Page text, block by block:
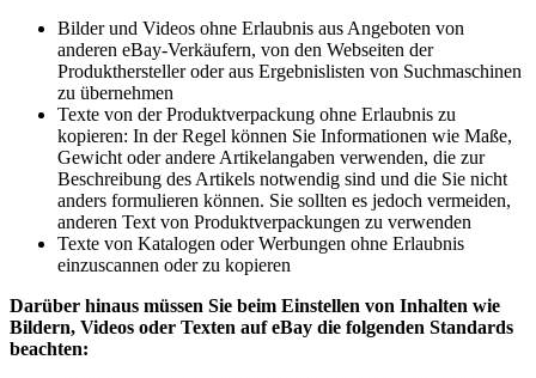
Bilder und Videos ohne Erlaubnis aus Angeboten von
anderen eBay-Verkäufern, von den Webseiten der
Produkthersteller oder aus Ergebnislisten von Suchmaschinen
zu übernehmen
Texte von der Produktverpackung ohne Erlaubnis zu
kopieren: In der Regel können Sie Informationen wie Maße,
Gewicht oder andere Artikelangaben verwenden, die zur
Beschreibung des Artikels notwendig sind und die Sie nicht
anders formulieren können. Sie sollten es jedoch vermeiden,
anderen Text von Produktverpackungen zu verwenden
Texte von Katalogen oder Werbungen ohne Erlaubnis
einzuscannen oder zu kopieren
Darüber hinaus müssen Sie beim Einstellen von Inhalten wie
Bildern, Videos oder Texten auf eBay die folgenden Standards
beachten: